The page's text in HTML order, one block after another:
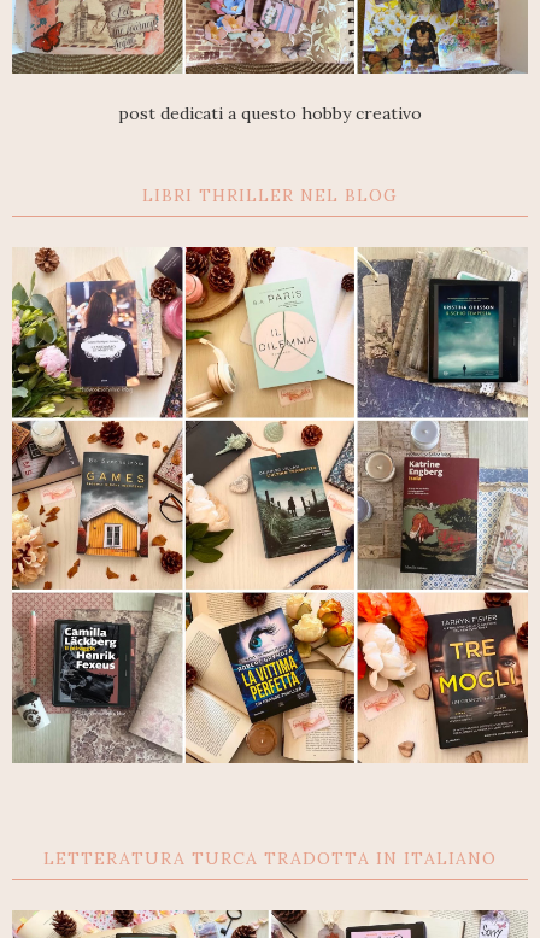
post dedicati a questo hobby creativo
LIBRI THRILLER NEL BLOG
LETTERATURA TURCA TRADOTTA IN ITALIANO